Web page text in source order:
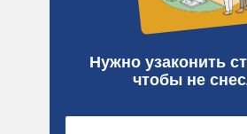
Нужно узаконить
чтобы не